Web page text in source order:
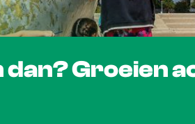
dan? Groeien